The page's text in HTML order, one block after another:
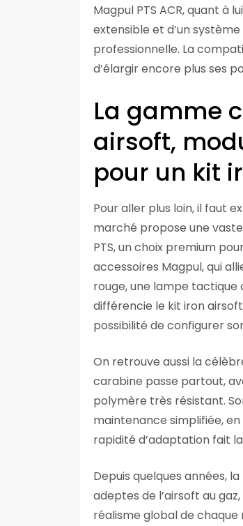
Magpul PTS ACR, quant à
extensible et d’un
professionnelle. La
d’élargir encore plus ses
La gamme
airsoft,
pour un kit
Pour aller plus loin, il faut
marché propose une
PTS, un choix premium
accessoires Magpul, qui
rouge, une lampe tactique
différencie le kit iron
possibilité de configurer
On retrouve aussi la
carabine passe partout,
polymère très résistant.
maintenance simplifiée,
rapidité d’adaptation fait
Depuis quelques années,
adeptes de l’airsoft au
réalisme global de chaque